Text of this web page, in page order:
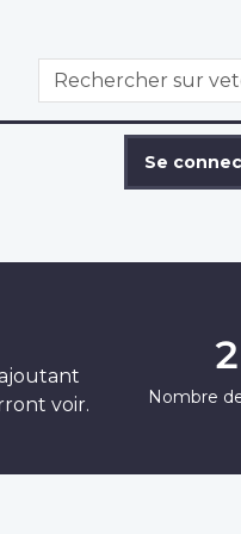
WxT
Search
Rechercher
Se
voir. Nombre